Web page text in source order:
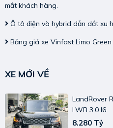
mắt khách hàng.
Ô tô điện và hybrid dẫn dắt xu
Bảng giá xe Vinfast Limo
XE MỚI VỀ
LandRover
LWB 3.0 I6
8.280 Tỷ